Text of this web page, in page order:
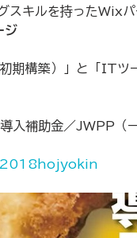
スキルを持ったWix
ジ
期構築）」と「ITツ
補助金／JWPP（